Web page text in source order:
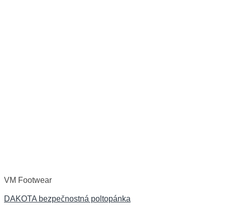
VM Footwear
DAKOTA bezpečnostná poltopánka